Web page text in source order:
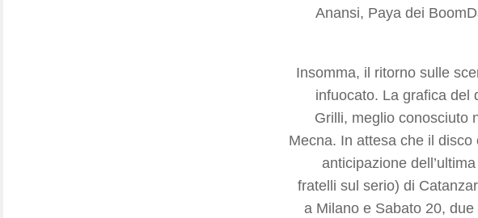
Anansi, Paya dei
Insomma, il ritorno sulle
infuocato. La grafica del
Grilli, meglio conosciuto
Mecna. In attesa che il
anticipazione
fratelli sul serio) di
a Milano e Sabato 20, due